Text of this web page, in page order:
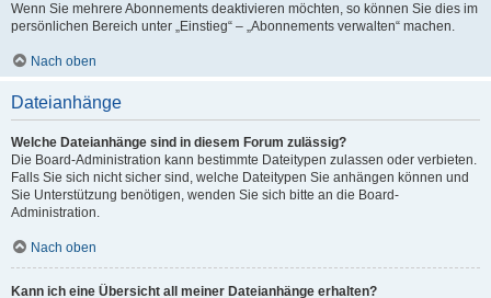
Wenn Sie mehrere Abonnements deaktivieren möchten, so können Sie dies im
persönlichen Bereich unter „Einstieg“ – „Abonnements verwalten“ machen.
Nach oben
Dateianhänge
Welche Dateianhänge sind in diesem Forum zulässig?
Die Board-Administration kann bestimmte Dateitypen zulassen oder verbieten.
Falls Sie sich nicht sicher sind, welche Dateitypen Sie anhängen können und
Sie Unterstützung benötigen, wenden Sie sich bitte an die Board-
Administration.
Nach oben
Kann ich eine Übersicht all meiner Dateianhänge erhalten?